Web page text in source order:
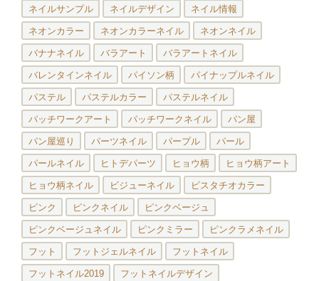
ネイルサンプル ネイルデザイン ネイル情報
ネオンカラー ネオンカラーネイル ネオンネイル
バナナネイル バラアート バラアートネイル
バレンタインネイル パイソン柄 パイナップルネイル
パステル パステルカラー パステルネイル
パッチワークアート パッチワークネイル パン屋
パン屋巡り パーツネイル パープル パール
パールネイル ヒトデパーツ ヒョウ柄 ヒョウ柄アート
ヒョウ柄ネイル ビジューネイル ピスタチオカラー
ピンク ピンクネイル ピンクベージュ
ピンクベージュネイル ピンクミラー ピンクラメネイル
フット フットジェルネイル フットネイル
フットネイル2019 フットネイルデザイン